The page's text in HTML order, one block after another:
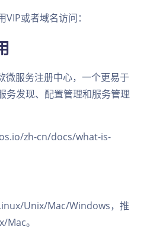
或者域名访问：
微服务注册中心，一个更易于
务发现、配置管理和服务管理
zh-cn/docs/what-is-
Unix/Mac/Windows，推
。